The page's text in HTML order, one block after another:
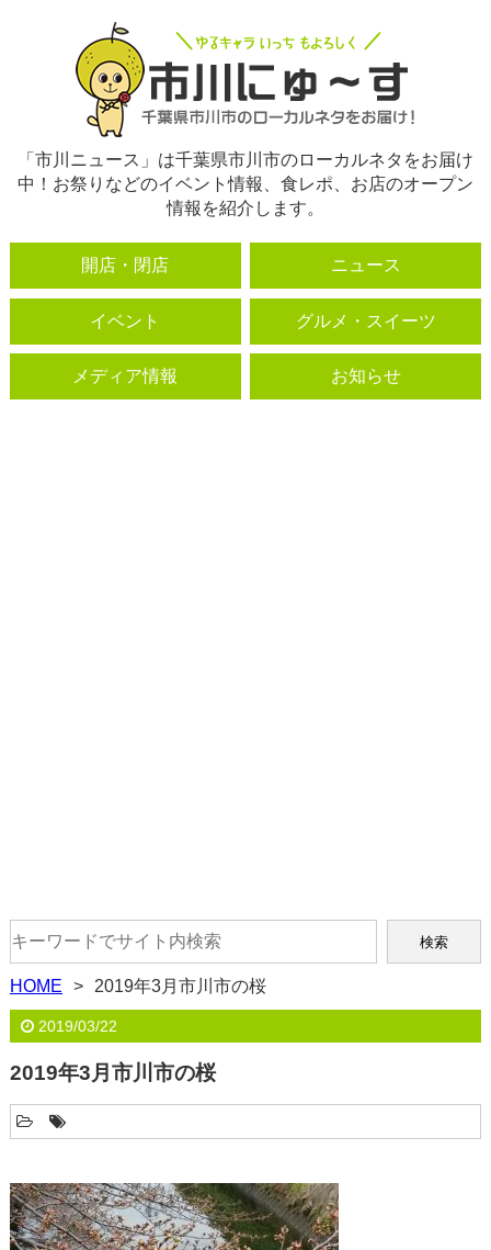
「市川ニュース」は千葉県市川市のローカルネタをお届け
中！お祭りなどのイベント情報、食レポ、お店のオープン
情報を紹介します。
開店・閉店 ニュース
イベント グルメ・スイーツ
メディア情報 お知らせ
HOME 2019年3月市川市の桜
2019/03/22
2019年3月市川市の桜